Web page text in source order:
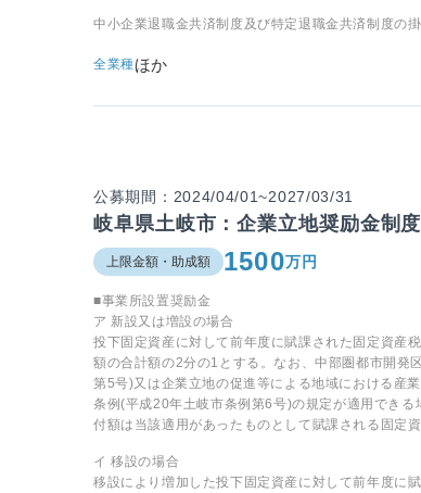
中小企業退職金共済制度及び特定退職金共済制度の
全業種ほか
公募期間：2024/04/01~2027/03/31
岐阜県土岐市：企業立地奨励金制度
上限金額・助成額 1500万円
■事業所設置奨励金
ア 新設又は増設の場合
投下固定資産に対して前年度に賦課された固定資産
額の合計額の2分の1とする。なお、中部圏都市開発
第5号)又は企業立地の促進等による地域における産
条例(平成20年土岐市条例第6号)の規定が適用でき
付額は当該適用があったものとして賦課される固定
イ 移設の場合
移設により増加した投下固定資産に対して前年度に